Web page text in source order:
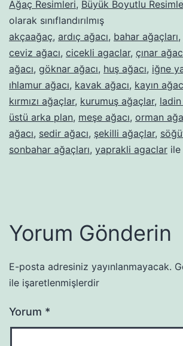
Ağaç Resimleri, Büyük Boyutlu
olarak sınıflandırılmış
akçaağaç, ardıç ağacı, bahar ağaçları,
ceviz ağacı, cicekli agaclar, çınar
ağacı, göknar ağacı, huş ağacı, iğne
ıhlamur ağacı, kavak ağacı, kayın
kırmızı ağaçlar, kurumuş ağaçlar, ladin
üstü arka plan, meşe ağacı, orman
ağacı, sedir ağacı, şekilli ağaçlar,
sonbahar ağaçları, yaprakli agaclar
Yorum Gönderin
E-posta adresiniz yayınlanmayacak.
ile işaretlenmişlerdir
Yorum *